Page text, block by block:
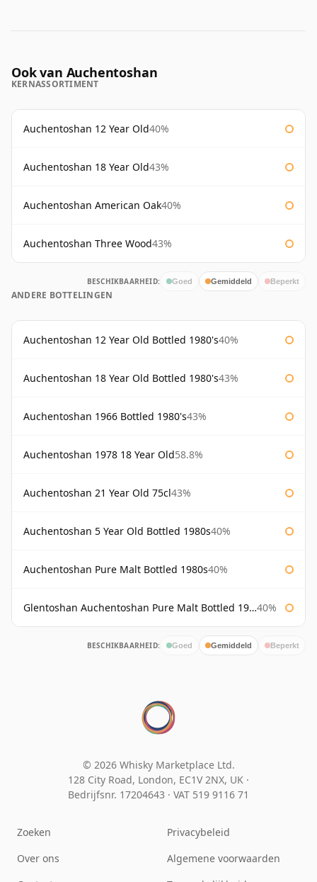
Ook van Auchentoshan
KERNASSORTIMENT
Auchentoshan 12 Year Old40%
Auchentoshan 18 Year Old43%
Auchentoshan American Oak40%
Auchentoshan Three Wood43%
BESCHIKBAARHEID: Goed Gemiddeld Beperkt
ANDERE BOTTELINGEN
Auchentoshan 12 Year Old Bottled 1980's40%
Auchentoshan 18 Year Old Bottled 1980's43%
Auchentoshan 1966 Bottled 1980's43%
Auchentoshan 1978 18 Year Old58.8%
Auchentoshan 21 Year Old 75cl43%
Auchentoshan 5 Year Old Bottled 1980s40%
Auchentoshan Pure Malt Bottled 1980s40%
Glentoshan Auchentoshan Pure Malt Bottled 1970s 40%
BESCHIKBAARHEID: Goed Gemiddeld Beperkt
© 2026 Whisky Marketplace Ltd.
128 City Road, London, EC1V 2NX, UK ·
Bedrijfsnr. 17204643 · VAT 519 9116 71
Zoeken
Over ons
Privacybeleid
Algemene voorwaarden